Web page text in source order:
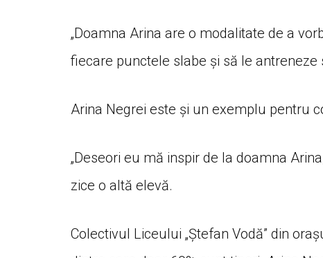
„Doamna Arina are o modalitate de a
fiecare punctele slabe și să le antreneze
Arina Negrei este și un exemplu pentru
„Deseori eu mă inspir de la doamna
zice o altă elevă.
Colectivul Liceului „Ștefan Vodă” din